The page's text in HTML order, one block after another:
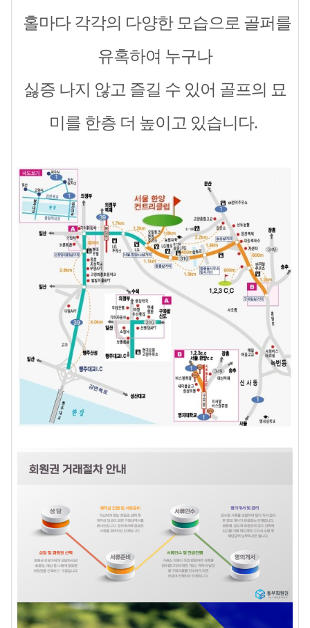
홀마다 각각의 다양한 모습으로 골퍼를
유혹하여 누구나
싫증 나지 않고 즐길 수 있어 골프의 묘
미를 한층 더 높이고 있습니다.